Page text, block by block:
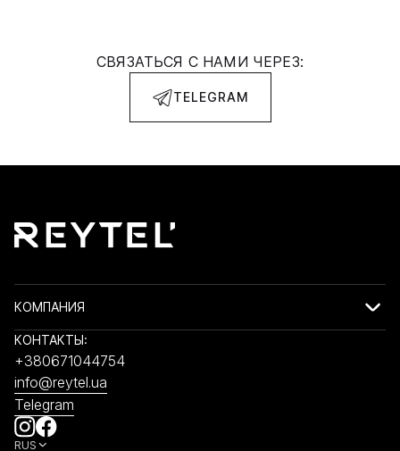
СВЯЗАТЬСЯ С НАМИ ЧЕРЕЗ:
TELEGRAM
КОМПАНИЯ
КОНТАКТЫ:
+380671044754
info@reytel.ua
Telegram
RUS